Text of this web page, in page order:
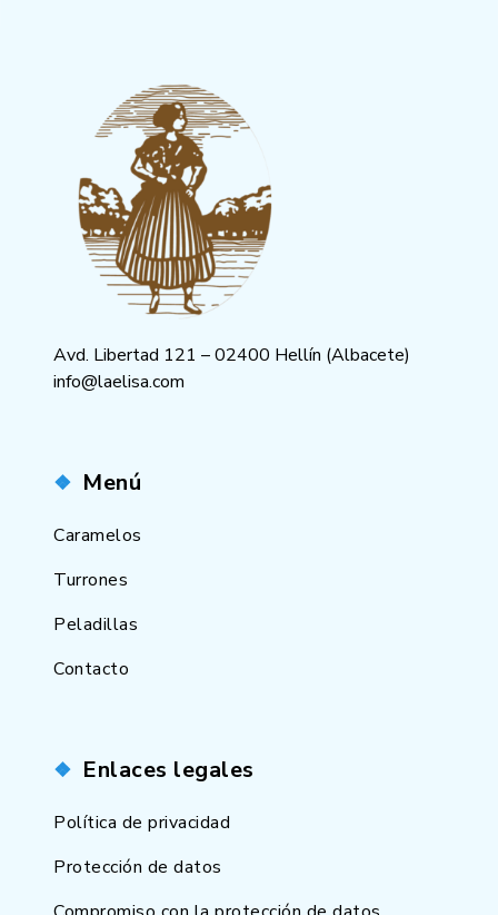
Avd. Libertad 121 – 02400 Hellín (Albacete)
info@laelisa.com
Menú
Caramelos
Turrones
Peladillas
Contacto
Enlaces legales
Política de privacidad
Protección de datos